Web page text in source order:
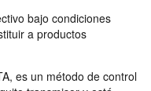
bajo condiciones
a productos
es un método de control